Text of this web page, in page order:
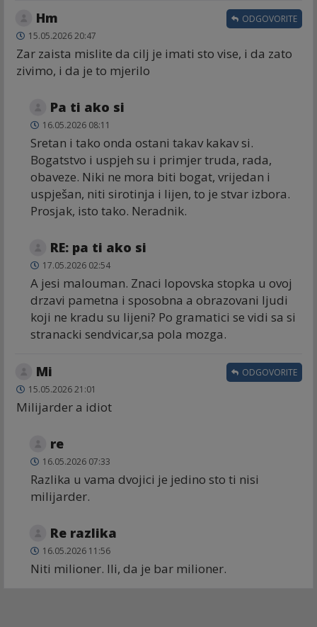
Hm
15.05.2026 20:47
Zar zaista mislite da cilj je imati sto vise, i da zato
zivimo, i da je to mjerilo
ODGOVORITE
Pa ti ako si
16.05.2026 08:11
Sretan i tako onda ostani takav kakav si.
Bogatstvo i uspjeh su i primjer truda, rada,
obaveze. Niki ne mora biti bogat, vrijedan i
uspješan, niti sirotinja i lijen, to je stvar izbora.
Prosjak, isto tako. Neradnik.
RE: pa ti ako si
17.05.2026 02:54
A jesi malouman. Znaci lopovska stopka u ovoj
drzavi pametna i sposobna a obrazovani ljudi
koji ne kradu su lijeni? Po gramatici se vidi sa si
stranacki sendvicar,sa pola mozga.
Mi
15.05.2026 21:01
Milijarder a idiot
ODGOVORITE
re
16.05.2026 07:33
Razlika u vama dvojici je jedino sto ti nisi
milijarder.
Re razlika
16.05.2026 11:56
Niti milioner. Ili, da je bar milioner.